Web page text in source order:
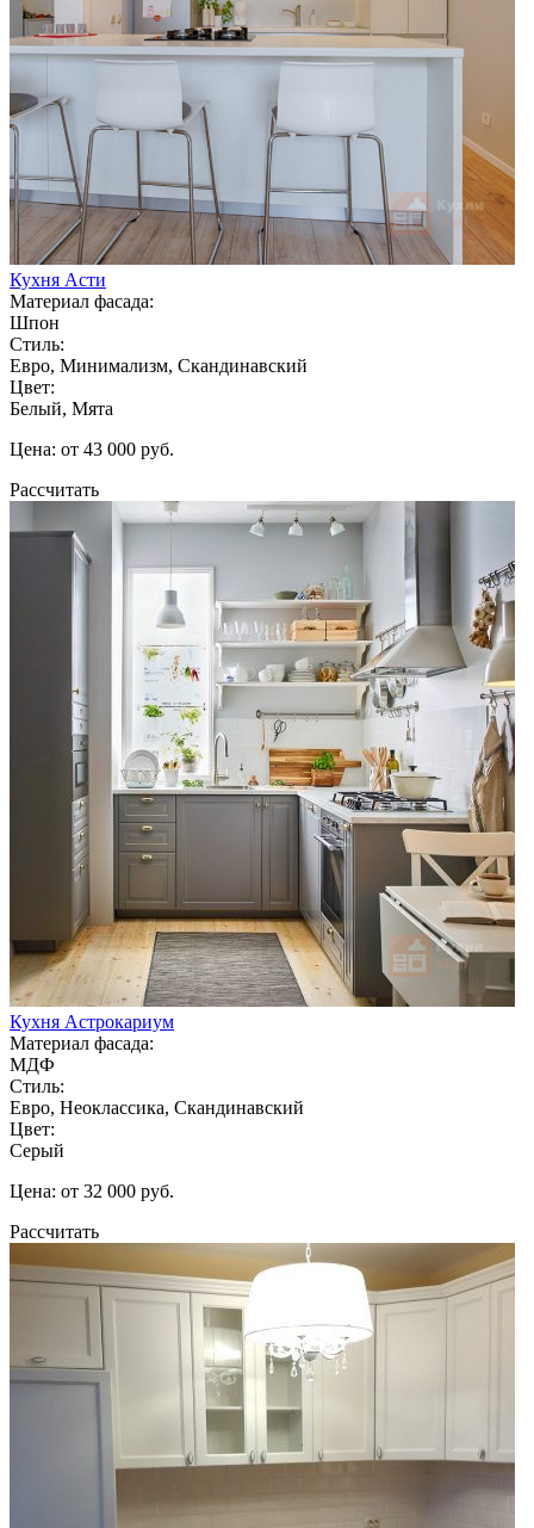
Кухня Асти
Материал фасада:
Шпон
Стиль:
Евро, Минимализм, Скандинавский
Цвет:
Белый, Мята
Цена: от 43 000 руб.
Рассчитать
Кухня Астрокариум
Материал фасада:
МДФ
Стиль:
Евро, Неоклассика, Скандинавский
Цвет:
Серый
Цена: от 32 000 руб.
Рассчитать